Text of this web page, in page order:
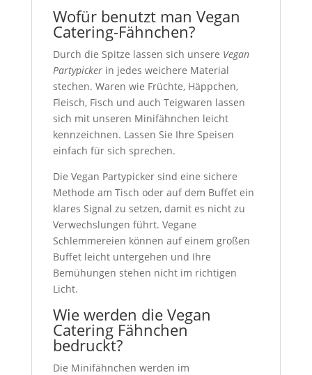
Wofür benutzt man Vegan
Catering-Fähnchen?
Durch die Spitze lassen sich unsere Vegan
Partypickerin jedes weichere Material
stechen. Waren wie Früchte, Häppchen,
Fleisch, Fisch und auch Teigwaren lassen
sich mit unseren Minifähnchen leicht
kennzeichnen. Lassen Sie Ihre Speisen
einfach für sich sprechen.
Die Vegan Partypicker sind eine sichere
Methode am Tisch oder auf dem Buffet ein
klares Signal zu setzen, damit es nicht zu
Verwechslungen führt. Vegane
Schlemmereien können auf einem großen
Buffet leicht untergehen und Ihre
Bemühungen stehen nicht im richtigen
Licht.
Wie werden die Vegan
Catering Fähnchen
bedruckt?
Die Minifähnchen werden im